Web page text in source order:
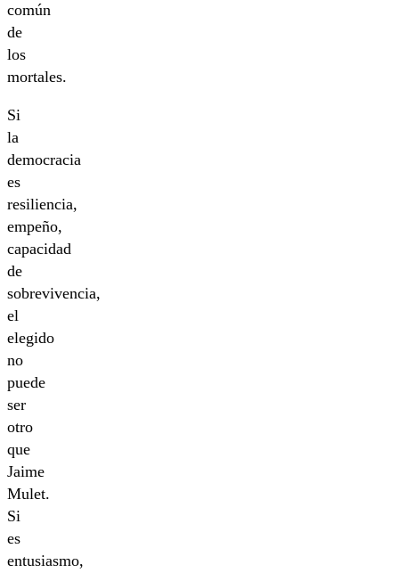
común
de
los
mortales.
Si
la
democracia
es
resiliencia,
empeño,
capacidad
de
sobrevivencia,
el
elegido
no
puede
ser
otro
que
Jaime
Mulet.
Si
es
entusiasmo,